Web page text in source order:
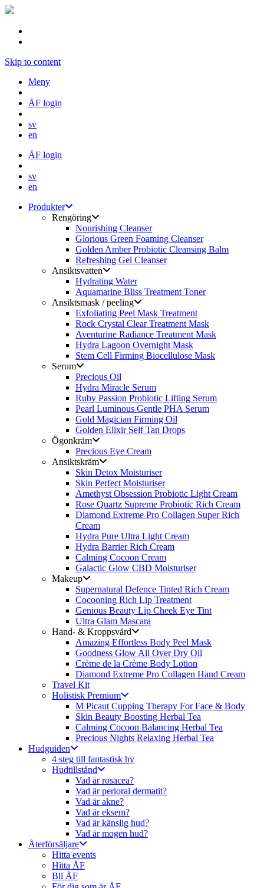
Skip to content
Meny
ÅF login
sv
en
ÅF login
sv
en
Produkter
Rengöring
Nourishing Cleanser
Glorious Green Foaming Cleanser
Golden Amber Probiotic Cleansing Balm
Refreshing Gel Cleanser
Ansiktsvatten
Hydrating Water
Aquamarine Bliss Treatment Toner
Ansiktsmask / peeling
Exfoliating Peel Mask Treatment
Rock Crystal Clear Treatment Mask
Aventurine Radiance Treatment Mask
Hydra Lagoon Overnight Mask
Stem Cell Firming Biocellulose Mask
Serum
Precious Oil
Hydra Miracle Serum
Ruby Passion Probiotic Lifting Serum
Pearl Luminous Gentle PHA Serum
Gold Magician Firming Oil
Golden Elixir Self Tan Drops
Ögonkräm
Precious Eye Cream
Ansiktskräm
Skin Detox Moisturiser
Skin Perfect Moisturiser
Amethyst Obsession Probiotic Light Cream
Rose Quartz Supreme Probiotic Rich Cream
Diamond Extreme Pro Collagen Super Rich
Cream
Hydra Pure Ultra Light Cream
Hydra Barrier Rich Cream
Calming Cocoon Cream
Galactic Glow CBD Moisturiser
Makeup
Supernatural Defence Tinted Rich Cream
Cocooning Rich Lip Treatment
Genious Beauty Lip Cheek Eye Tint
Ultra Glam Mascara
Hand- & Kroppsvård
Amazing Effortless Body Peel Mask
Goodness Glow All Over Dry Oil
Crème de la Crème Body Lotion
Diamond Extreme Pro Collagen Hand Cream
Travel Kit
Holistisk Premium
M Picaut Cupping Therapy For Face & Body
Skin Beauty Boosting Herbal Tea
Calming Cocoon Balancing Herbal Tea
Precious Nights Relaxing Herbal Tea
Hudguiden
4 steg till fantastisk hy
Hudtillstånd
Vad är rosacea?
Vad är perioral dermatit?
Vad är akne?
Vad är eksem?
Vad är känslig hud?
Vad är mogen hud?
Återförsäljare
Hitta events
Hitta ÅF
Bli ÅF